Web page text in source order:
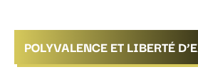
POLYVALENCE ET LIBERTÉ